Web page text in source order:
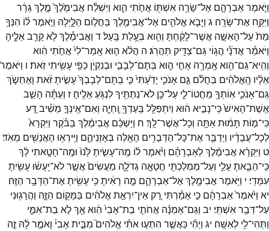
וַיֹּ֧אמֶראַבְרָהָ֛ם אֶל־שָׂרָ֥ה אִשְׁתּ֖וֹ אֲחֹ֣תִי הִ֑וא וַיִּשְׁלַ֗ח אֲבִימֶ֙לֶךְ֙ מֶ֣לֶךְגְּרָ֔ר
וַיִּקַּ֖ח אֶת־שָׂרָֽה׃ ג וַיָּבֹ֧אאֱלֹהִ֛ים אֶל־אֲבִימֶ֖לֶךְ בַּחֲל֣וֹם הַלָּ֑יְלָה וַיֹּ֣אמֶרל֗וֹ הִנְּךָ֥
מֵת֙עַל־הָאִשָּׁ֣ה אֲשֶׁר־לָקַ֔חְתָּ וְהִ֖וא בְּעֻ֥לַת בָּֽעַל׃ד וַאֲבִימֶ֕לֶךְלֹ֥אקָרַ֖באֵלֶ֑יהָ
וַיֹּאמַ֕ראֲדֹנָ֕י הֲג֥וֹי גַּם־צַדִּ֖יק תַּהֲרֹֽג׃ ה הֲלֹ֨א ה֤וּאאָֽמַר־לִי֙אֲחֹ֣תִי הִ֔וא
וְהִֽיא־גַם־הִ֥ואאָֽמְרָ֖ה אָחִ֣י ה֑וּא בְּתָם־לְבָבִ֛י וּבְנִקְיֹ֥ן כַּפַּ֖י עָשִׂ֥יתִי זֹֽאת׃ ו וַיֹּאמֶר֩
אֵלָ֨יו הָֽאֱלֹהִ֜ים בַּחֲלֹ֗ם גַּ֣ם אָנֹכִ֤י יָדַ֙עְתִּי֙כִּ֤י בְתָם־לְבָבְךָ֙עָשִׂ֣יתָזֹּ֔את וָאֶחְשֹׂ֧ךְ
גַּם־אָנֹכִ֛י אֽוֹתְךָ֖ מֵחֲטוֹ־לִ֑י עַל־כֵּ֥ן לֹא־נְתַתִּ֖יךָלִנְגֹּ֥עַאֵלֶֽיהָ׃ ז וְעַתָּ֗ה הָשֵׁ֤ב
אֵֽשֶׁת־הָאִישׁ֙כִּֽי־נָבִ֣יא ה֔וּא וְיִתְפַּלֵּ֥ל בַּֽעַדְךָ֖ וֶֽחְיֵ֑ה וְאִם־אֵֽינְךָ֣ מֵשִׁ֗יבדַּ֚ע
כִּי־מ֣וֹת תָּמ֔וּתאַתָּ֖ה וְכָל־אֲשֶׁר־לָֽךְ׃ ח וַיַּשְׁכֵּ֨ם אֲבִימֶ֜לֶךְ בַּבֹּ֗קֶר וַיִּקְרָא֙
לְכָל־עֲבָדָ֔יו וַיְדַבֵּ֛ראֶת־כָּל־הַדְּבָרִ֥ים הָאֵ֖לֶּה בְּאָזְנֵיהֶ֑ם וַיִּֽירְא֥וּ הָאֲנָשִׁ֖ים מְאֹֽד׃
ט וַיִּקְרָ֨אאֲבִימֶ֜לֶךְלְאַבְרָהָ֗ם וַיֹּ֨אמֶרל֜וֹ מֶֽה־עָשִׂ֤יתָלָּ֙נוּ֙ וּמֶֽה־חָטָ֣אתִי לָ֔ךְ
כִּֽי־הֵבֵ֧אתָעָלַ֛י וְעַל־מַמְלַכְתִּ֖י חֲטָאָ֣ה גְדֹלָ֑ה מַעֲשִׂים֙אֲשֶׁ֣רלֹא־יֵֽעָשׂ֔וּעָשִׂ֖יתָ
עִמָּדִֽי׃ י וַיֹּ֥אמֶראֲבִימֶ֖לֶךְאֶל־אַבְרָהָ֑ם מָ֣ה רָאִ֔יתָכִּ֥י עָשִׂ֖יתָאֶת־הַדָּבָ֥ר הַזֶּֽה׃
יא וַיֹּ֙אמֶר֙אַבְרָהָ֔ם כִּ֣י אָמַ֗רְתִּי רַ֚ק אֵין־יִרְאַ֣תאֱלֹהִ֔ים בַּמָּק֖וֹם הַזֶּ֑ה וַהֲרָג֖וּנִי
עַל־דְּבַ֥ראִשְׁתִּֽי׃ יב וְגַם־אָמְנָ֗ה אֲחֹתִ֤י בַת־אָבִי֙ הִ֔ואאַ֖ךְלֹ֣א בַת־אִמִּ֑י
וַתְּהִי־לִ֖י לְאִשָּֽׁה׃ יג וַיְהִ֞י כַּאֲשֶׁ֧ר הִתְע֣וּאֹתִ֗י אֱלֹהִים֮ מִבֵּ֣יתאָבִי֒ וָאֹמַ֣רלָ֔הּ זֶ֣ה